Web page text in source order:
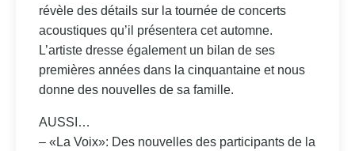
révèle des détails sur la tournée de concerts
acoustiques qu’il présentera cet automne.
L’artiste dresse également un bilan de ses
premières années dans la cinquantaine et nous
donne des nouvelles de sa famille.
AUSSI…
– «La Voix»: Des nouvelles des participants de la